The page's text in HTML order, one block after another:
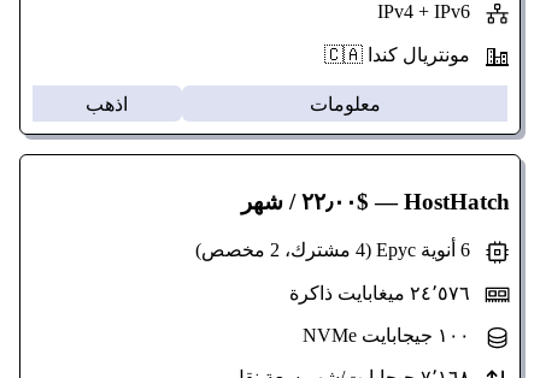
مونتريال كندا 🇨🇦
معلومات اذهب
HostHatch— $٢٢٫٠٠ / شهر
٢٤٬٥٧٦ ميغابايت ذاكرة